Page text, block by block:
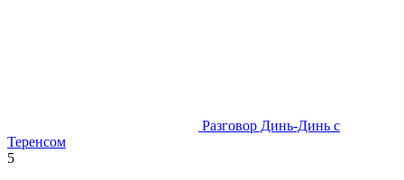
Разговор Динь-Динь с
Теренсом
5